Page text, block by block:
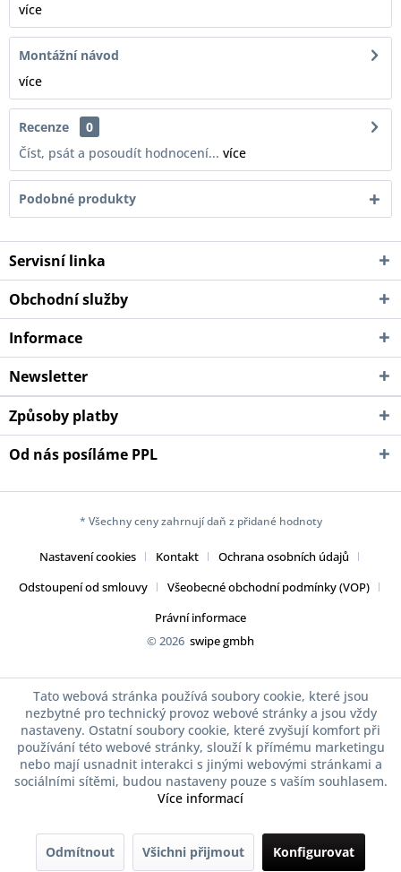
více
Montážní návod
více
Recenze
0
Číst, psát a posoudít hodnocení... více
Podobné produkty
Servisní linka
Obchodní služby
Informace
Newsletter
Způsoby platby
Od nás posíláme PPL
* Všechny ceny zahrnují daň z přidané hodnoty
Nastavení cookies Kontakt
Ochrana osobních údajů
Odstoupení od smlouvy
Všeobecné obchodní podmínky (VOP)
Právní informace
© 2026 swipe gmbh
Tato webová stránka používá soubory cookie, které jsou
nezbytné pro technický provoz webové stránky a jsou vždy
nastaveny. Ostatní soubory cookie, které zvyšují komfort při
používání této webové stránky, slouží k přímému marketingu
nebo mají usnadnit interakci s jinými webovými stránkami a
sociálními sítěmi, budou nastaveny pouze s vaším souhlasem.
Více informací
Odmítnout Všichni přijmout Konfigurovat